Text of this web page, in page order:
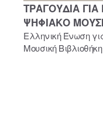
ΤΡΑΓΟΥΔΙΑ
ΨΗΦΙΑΚΟ
Ελληνική Ένωση
Μουσική